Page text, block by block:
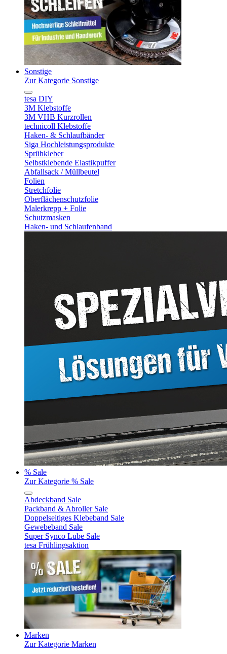
Sonstige
Zur Kategorie Sonstige
tesa DIY
3M Klebstoffe
3M VHB Kurzrollen
technicoll Klebstoffe
Haken- & Schlaufbänder
Siga Hochleistungsprodukte
Sprühkleber
Selbstklebende Elastikpuffer
Abfallsack / Müllbeutel
Folien
Stretchfolie
Oberflächenschutzfolie
Malerkrepp + Folie
Schutzmasken
Haken- und Schlaufenband
% Sale
Zur Kategorie % Sale
Abdeckband Sale
Packband & Abroller Sale
Doppelseitiges Klebeband Sale
Gewebeband Sale
Super Synco Lube Sale
tesa Frühlingsaktion
Marken
Zur Kategorie Marken